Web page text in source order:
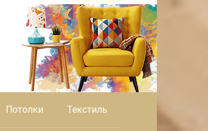
Потолки Текстиль